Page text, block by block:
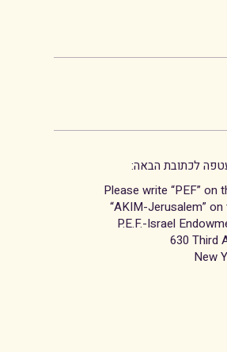
לכתובת הבאה
Please write “PEF” on
“AKIM-Jerusalem”
P.E.F.-Israel
630 Third
New